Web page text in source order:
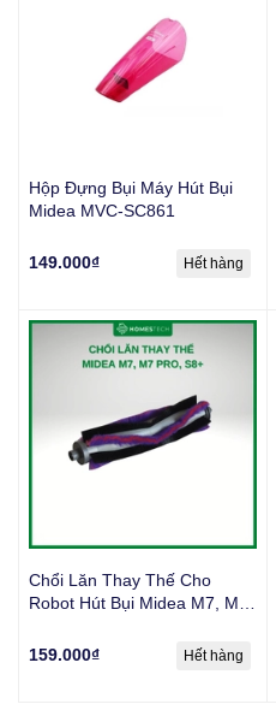
Hộp Đựng Bụi Máy Hút Bụi
Midea MVC-SC861
149.000₫ Hết hàng
Chổi Lăn Thay Thế Cho
Robot Hút Bụi Midea M7, M7
159.000₫
Hết hàng